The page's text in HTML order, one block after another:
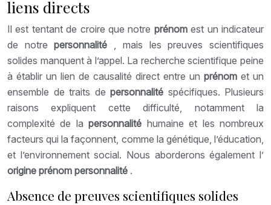
liens directs
Il est tentant de croire que notre prénomest un indicateur
de notrepersonnalité , mais les preuves scientifiques
solides manquent à l’appel. La recherche scientifique peine
à établir un lien de causalité direct entre un prénom et un
ensemble de traits de personnalité spécifiques. Plusieurs
raisons expliquent cette difficulté, notamment la
complexité de lapersonnalité humaine et les nombreux
facteurs qui la façonnent, comme la génétique, l’éducation,
et l’environnement social. Nous aborderons également l’
origine prénom personnalité .
Absence de preuves scientifiques solides